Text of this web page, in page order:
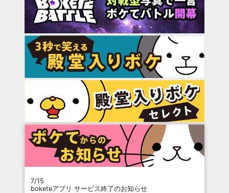
7/15
boketeアプリ サービス終了のお知らせ